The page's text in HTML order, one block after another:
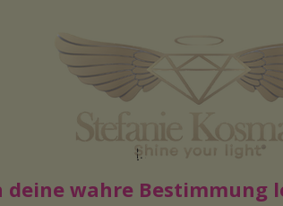
Read More
deine wahre Bestimmung